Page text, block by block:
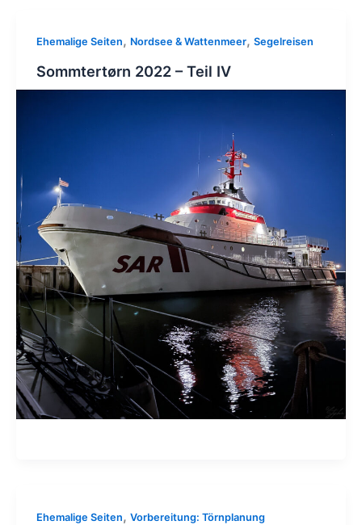
Ehemalige Seiten, Nordsee & Wattenmeer, Segelreisen
Sommtertørn 2022 – Teil IV
Ehemalige Seiten, Vorbereitung: Törnplanung